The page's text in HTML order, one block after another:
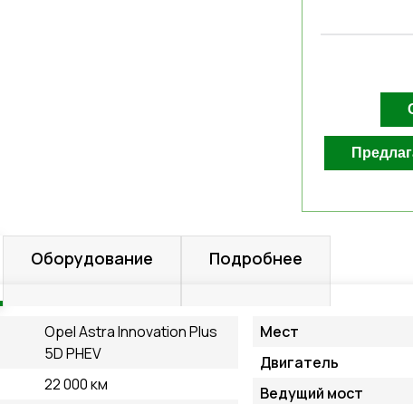
Оборудование Подробнее
Opel Astra Innovation Plus
5D PHEV
22 000 км
Мест
Двигатель
Ведущий мост